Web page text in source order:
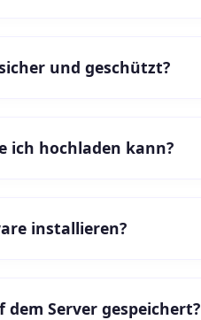
und geschützt?
ich hochladen kann?
installieren?
Server gespeichert?